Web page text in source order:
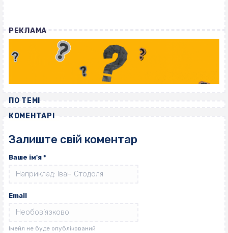
РЕКЛАМА
ПО ТЕМІ
КОМЕНТАРІ
Залиште свій коментар
Ваше ім'я *
Email